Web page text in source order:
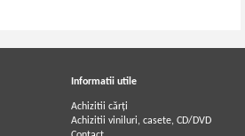
Informatii utile
Achizitii cărți
Achizitii viniluri, casete, CD/DVD